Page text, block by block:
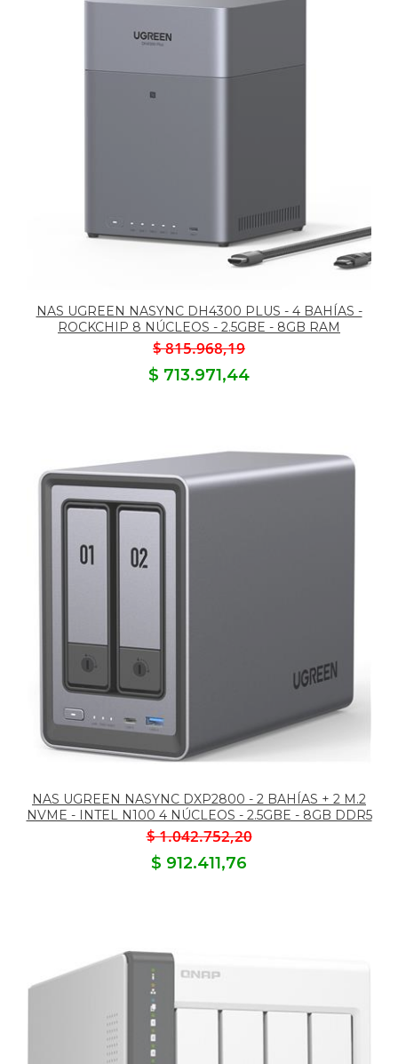
NAS UGREEN NASYNC DH4300 PLUS - 4 BAHÍAS -
ROCKCHIP 8 NÚCLEOS - 2.5GBE - 8GB RAM
$ 815.968,19
$ 713.971,44
NAS UGREEN NASYNC DXP2800 - 2 BAHÍAS + 2 M.2
NVME - INTEL N100 4 NÚCLEOS - 2.5GBE - 8GB DDR5
$ 1.042.752,20
$ 912.411,76